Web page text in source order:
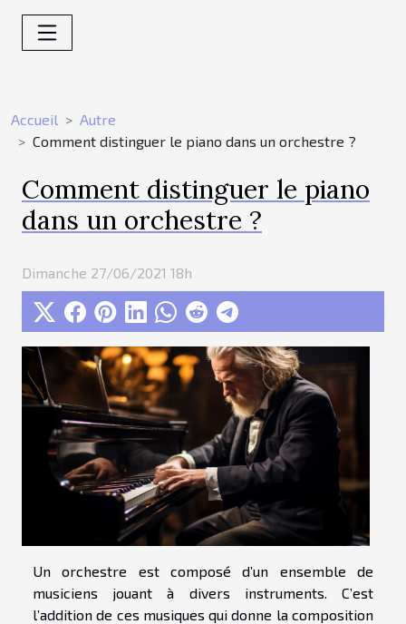
Accueil
Autre
Comment distinguer le piano dans un orchestre ?
Comment distinguer le piano
dans un orchestre ?
Dimanche 27/06/2021 18h
Un orchestre est composé d’un ensemble de
musiciens jouant à divers instruments. C’est
l’addition de ces musiques qui donne la composition